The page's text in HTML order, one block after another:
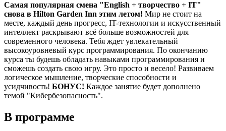
Самая популярная смена "English + творчество + IT"
снова в Hilton Garden Inn этим летом! Мир не стоит на
месте, каждый день прогресс, IT-технологии и искусственный
интеллект раскрывают всё больше возможностей для
современного человека. Тебя ждет увлекательный
высокоуровневый курс программирования. По окончанию
курса ты будешь обладать навыками программирования и
сможешь создать свою игру. Это просто и весело! Развиваем
логическое мышление, творческие способности и
усидчивость! БОНУС! Каждое занятие будет дополнено
темой "Кибербезопасность".
В программе